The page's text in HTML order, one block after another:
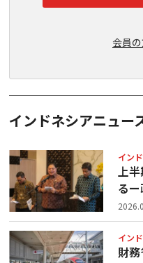
会員
インドネシアニュー
イン
上
る
イン
財